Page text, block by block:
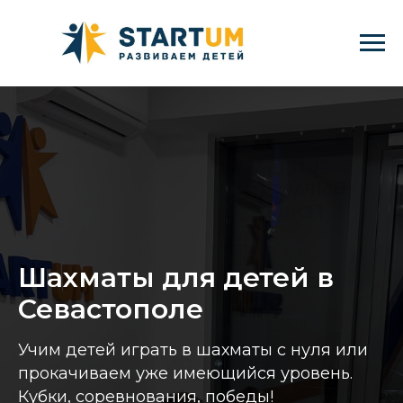
Шахматы для детей в
Севастополе
Учим детей играть в шахматы с нуля или
прокачиваем уже имеющийся уровень.
Кубки, соревнования, победы!